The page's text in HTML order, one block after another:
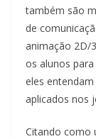
também são
de
animação 2D/
os alunos
eles
aplicados nos
Citando como